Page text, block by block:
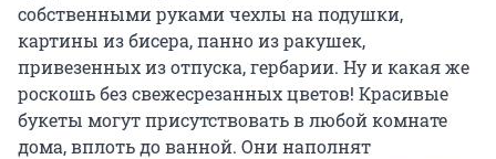
собственными руками чехлы на подушки,
картины из бисера, панно из ракушек,
привезенных из отпуска, гербарии. Ну и какая же
роскошь без свежесрезанных цветов! Красивые
букеты могут присутствовать в любой комнате
дома, вплоть до ванной. Они наполнят